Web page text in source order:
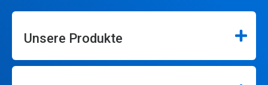
Unsere Produkte